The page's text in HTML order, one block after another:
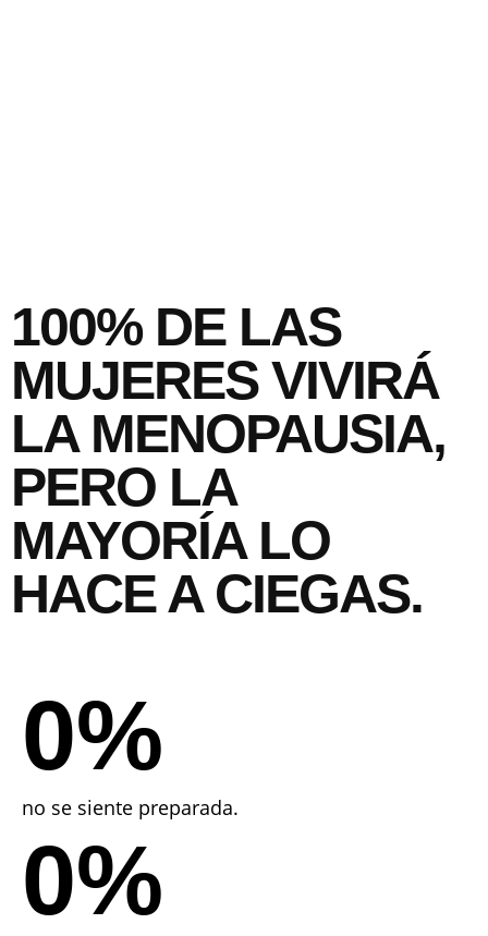
100%DE LAS
MUJERES VIVIRÁ
LA MENOPAUSIA,
PERO LA
MAYORÍA LO
HACE A CIEGAS.
no se siente preparada.
0%
0%